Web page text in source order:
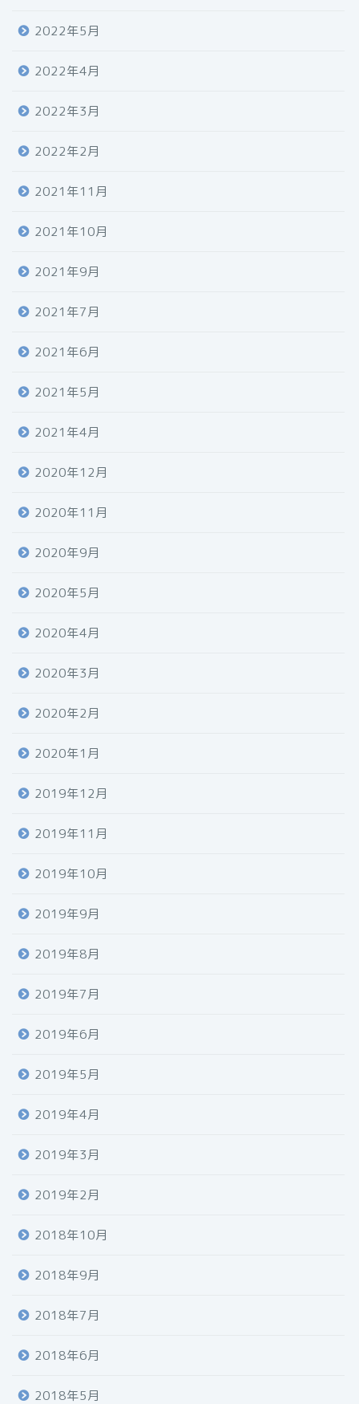
2022年5月
2022年4月
2022年3月
2022年2月
2021年11月
2021年10月
2021年9月
2021年7月
2021年6月
2021年5月
2021年4月
2020年12月
2020年11月
2020年9月
2020年5月
2020年4月
2020年3月
2020年2月
2020年1月
2019年12月
2019年11月
2019年10月
2019年9月
2019年8月
2019年7月
2019年6月
2019年5月
2019年4月
2019年3月
2019年2月
2018年10月
2018年9月
2018年7月
2018年6月
2018年5月